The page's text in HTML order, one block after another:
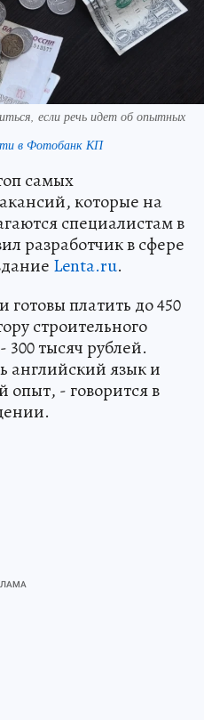
если речь идет об опытных
в Фотобанк КП
самых
которые на
специалистам в
разработчик в сфере
Lenta.ru.
готовы платить до 450
строительного
300 тысяч рублей.
английский язык и
опыт, - говорится в